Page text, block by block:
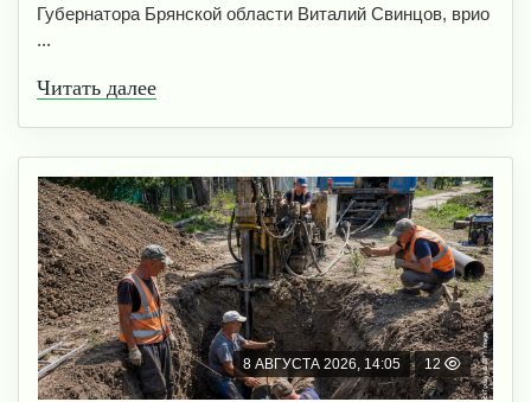
Губернатора Брянской области Виталий Свинцов, врио
...
Читать далее
8 АВГУСТА 2026, 14:05 12